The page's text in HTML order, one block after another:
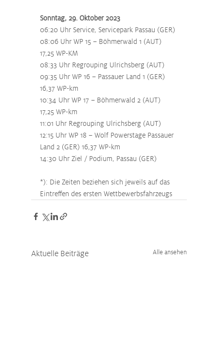
Sonntag, 29. Oktober 2023
06:20 Uhr Service, Servicepark Passau (GER)
08:06 Uhr WP 15 – Böhmerwald 1 (AUT)
17,25 WP-KM
08:33 Uhr Regrouping Ulrichsberg (AUT)
09:35 Uhr WP 16 – Passauer Land 1 (GER)
16,37 WP-km
10:34 Uhr WP 17 – Böhmerwald 2 (AUT)
17,25 WP-km
11:01 Uhr Regrouping Ulrichsberg (AUT)
12:15 Uhr WP 18 – Wolf Powerstage Passauer
Land 2 (GER) 16,37 WP-km
14:30 Uhr Ziel / Podium, Passau (GER)
*): Die Zeiten beziehen sich jeweils auf das
Eintreffen des ersten Wettbewerbsfahrzeugs
Aktuelle Beiträge Alle ansehen